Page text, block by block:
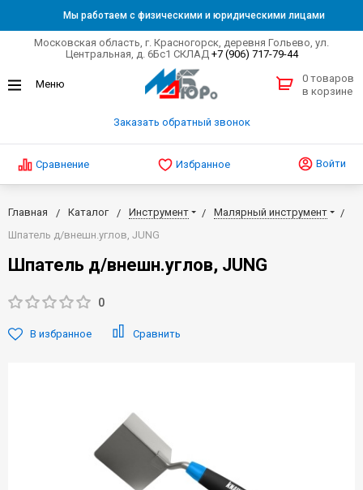
Мы работаем с физическими и юридическими лицами
Московская область, г. Красногорск, деревня Гольево, ул.
Центральная, д. 6Бс1 СКЛАД +7 (906) 717-79-44
Заказать обратный звонок
0 товаров
в корзине
Сравнение Избранное Войти
Главная Каталог Инструмент
Малярный инструмент
Шпатель д/внешн.углов, JUNG
Шпатель д/внешн.углов, JUNG
0
В избранное Сравнить